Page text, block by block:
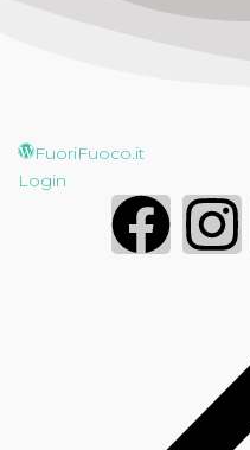
FuoriFuoco.it
Login